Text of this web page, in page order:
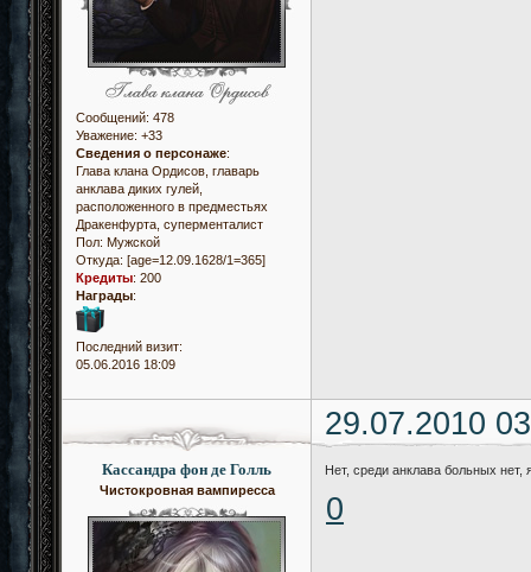
Сообщений: 478
Уважение: +33
Сведения о персонаже:
Глава клана Ордисов, главарь
анклава диких гулей,
расположенного в предместьях
Дракенфурта, суперменталист
Пол: Мужской
Откуда: [age=12.09.1628/1=365]
Кредиты: 200
Награды:
Последний визит:
05.06.2016 18:09
29.07.2010
Кассандра фон де Голль
Чистокровная вампиресса
Нет, среди анклава больных
0